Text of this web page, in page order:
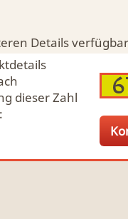
Details verfügbar
dieser Zahl